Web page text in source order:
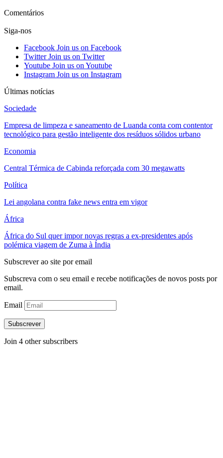
Comentários
Siga-nos
Facebook Join us on Facebook
Twitter Join us on Twitter
Youtube Join us on Youtube
Instagram Join us on Instagram
Últimas notícias
Sociedade
Empresa de limpeza e saneamento de Luanda conta com contentor
tecnológico para gestão inteligente dos resíduos sólidos urbano
Economia
Central Térmica de Cabinda reforçada com 30 megawatts
Política
Lei angolana contra fake news entra em vigor
África
África do Sul quer impor novas regras a ex-presidentes após
polémica viagem de Zuma à Índia
Subscrever ao site por email
Subscreva com o seu email e recebe notificações de novos posts por
email.
Email
Subscrever
Join 4 other subscribers